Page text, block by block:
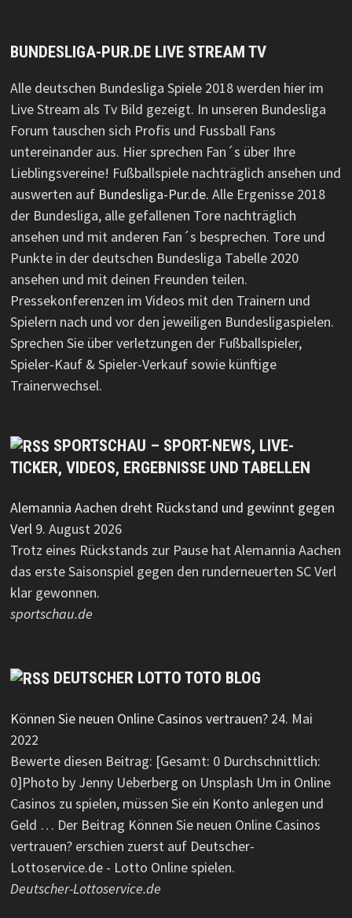
BUNDESLIGA-PUR.DE LIVE STREAM TV
Alle deutschen Bundesliga Spiele 2018 werden hier im
Live Stream als Tv Bild gezeigt. In unseren Bundesliga
Forum tauschen sich Profis und Fussball Fans
untereinander aus. Hier sprechen Fan´s über Ihre
Lieblingsvereine! Fußballspiele nachträglich ansehen und
auswerten auf Bundesliga-Pur.de. Alle Ergenisse 2018
der Bundesliga, alle gefallenen Tore nachträglich
ansehen und mit anderen Fan´s besprechen. Tore und
Punkte in der deutschen Bundesliga Tabelle 2020
ansehen und mit deinen Freunden teilen.
Pressekonferenzen im Videos mit den Trainern und
Spielern nach und vor den jeweiligen Bundesligaspielen.
Sprechen Sie über verletzungen der Fußballspieler,
Spieler-Kauf & Spieler-Verkauf sowie künftige
Trainerwechsel.
SPORTSCHAU – SPORT-NEWS, LIVE-
TICKER, VIDEOS, ERGEBNISSE UND TABELLEN
Alemannia Aachen dreht Rückstand und gewinnt gegen
Verl 9. August 2026
Trotz eines Rückstands zur Pause hat Alemannia Aachen
das erste Saisonspiel gegen den runderneuerten SC Verl
klar gewonnen.
sportschau.de
DEUTSCHER LOTTO TOTO BLOG
Können Sie neuen Online Casinos vertrauen? 24. Mai
2022
Bewerte diesen Beitrag: [Gesamt: 0 Durchschnittlich:
0]Photo by Jenny Ueberberg on Unsplash Um in Online
Casinos zu spielen, müssen Sie ein Konto anlegen und
Geld … Der Beitrag Können Sie neuen Online Casinos
vertrauen? erschien zuerst auf Deutscher-
Lottoservice.de - Lotto Online spielen.
Deutscher-Lottoservice.de